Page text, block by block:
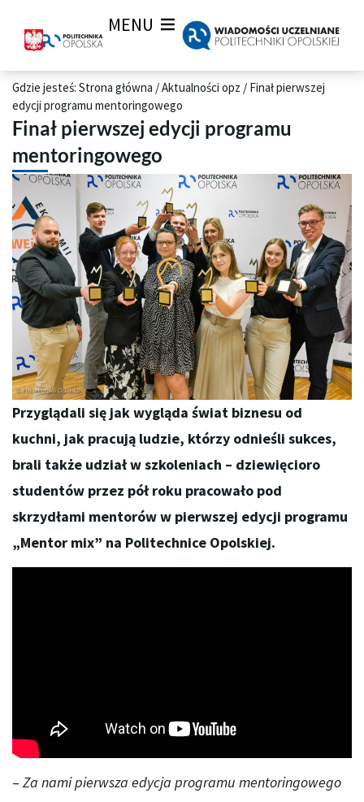
MENU
Gdzie jesteś: Strona główna /Aktualności opz / Finał pierwszej
edycji programu mentoringowego
Finał pierwszej edycji programu
mentoringowego
Przyglądali się jak wygląda świat biznesu od
kuchni, jak pracują ludzie, którzy odnieśli sukces,
brali także udział w szkoleniach – dziewięcioro
studentów przez pół roku pracowało pod
skrzydłami mentorów w pierwszej edycji programu
„Mentor mix” na Politechnice Opolskiej.
– Za nami pierwsza edycja programu mentoringowego